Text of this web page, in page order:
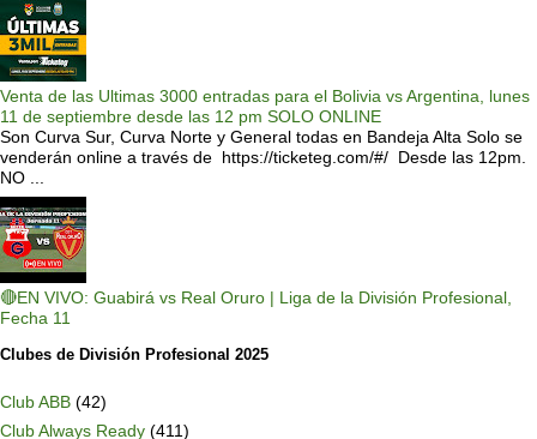
Venta de las Ultimas 3000 entradas para el Bolivia vs Argentina, lunes
11 de septiembre desde las 12 pm SOLO ONLINE
Son Curva Sur, Curva Norte y General todas en Bandeja Alta Solo se
venderán online a través de https://ticketeg.com/#/ Desde las 12pm.
NO ...
🔴EN VIVO: Guabirá vs Real Oruro | Liga de la División Profesional,
Fecha 11
Clubes de División Profesional 2025
Club ABB (42)
Club Always Ready (411)